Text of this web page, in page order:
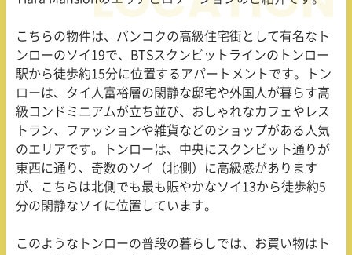
こちらの物件は、バンコクの高級住宅街として有名なト
ンローのソイ 19で、 BTSスクンビットラインのトンロー
駅から徒歩約15分に位置するアパートメントです。トン
ローは、タイ人富裕層の閑静な邸宅や外国人が暮らす高
級コンドミニアムが立ち並び、おしゃれなカフェやレス
トラン、ファッションや雑貨などのショップがある人気
のエリアです。トンローは、中央にスクンビット通りが
東西に通り、奇数のソイ（北側）に高級感があります
が、こちらは北側でも最も賑やかなソイ 13から徒歩約5
分の閑静なソイに位置しています。
このようなトンローの普段の暮らしでは、お買い物はト